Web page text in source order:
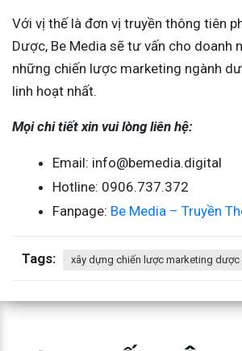
Với vị thế là đơn vị truyền thông tiên
Dược, Be Media sẽ tư vấn cho doanh
những chiến lược marketing ngành
linh hoạt nhất.
Mọi chi tiết xin vui lòng liên hệ:
Email: info@bemedia.digital
Hotline: 0906.737.372
Fanpage: Be Media – Truyền
Tags: xây dựng chiến lược marketing dược